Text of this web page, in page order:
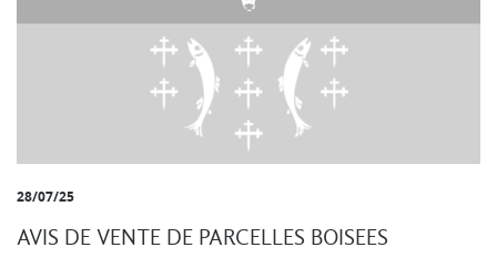
28/07/25
AVIS DE VENTE DE PARCELLES BOISEES